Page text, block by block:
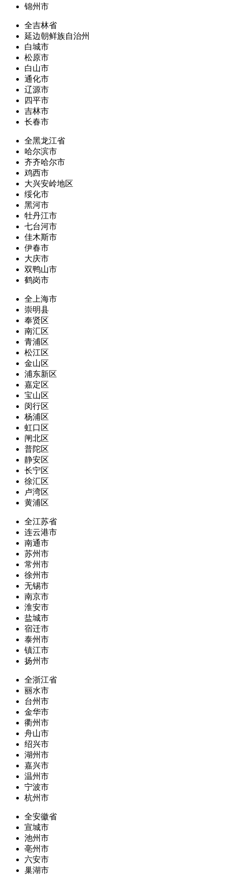
锦州市
全吉林省
延边朝鲜族自治州
白城市
松原市
白山市
通化市
辽源市
四平市
吉林市
长春市
全黑龙江省
哈尔滨市
齐齐哈尔市
鸡西市
大兴安岭地区
绥化市
黑河市
牡丹江市
七台河市
佳木斯市
伊春市
大庆市
双鸭山市
鹤岗市
全上海市
崇明县
奉贤区
南汇区
青浦区
松江区
金山区
浦东新区
嘉定区
宝山区
闵行区
杨浦区
虹口区
闸北区
普陀区
静安区
长宁区
徐汇区
卢湾区
黄浦区
全江苏省
连云港市
南通市
苏州市
常州市
徐州市
无锡市
南京市
淮安市
盐城市
宿迁市
泰州市
镇江市
扬州市
全浙江省
丽水市
台州市
金华市
衢州市
舟山市
绍兴市
湖州市
嘉兴市
温州市
宁波市
杭州市
全安徽省
宣城市
池州市
亳州市
六安市
巢湖市